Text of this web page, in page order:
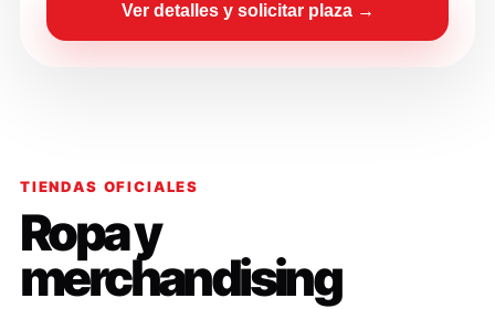
Ver detalles y solicitar plaza →
TIENDAS OFICIALES
Ropa y
merchandising